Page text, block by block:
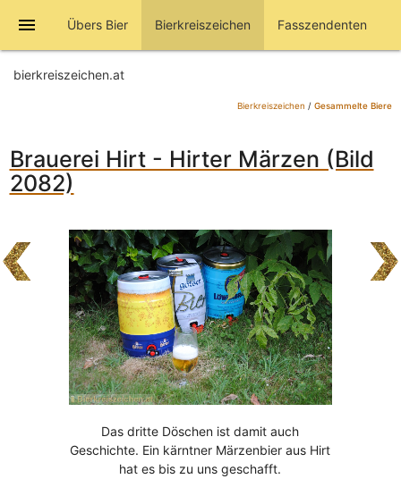
menu Übers Bier Bierkreiszeichen Fasszendenten
bierkreiszeichen.at
Bierkreiszeichen / Gesammelte Biere
Brauerei Hirt - Hirter Märzen (Bild
2082)
Das dritte Döschen ist damit auch
Geschichte. Ein kärntner Märzenbier aus Hirt
hat es bis zu uns geschafft.